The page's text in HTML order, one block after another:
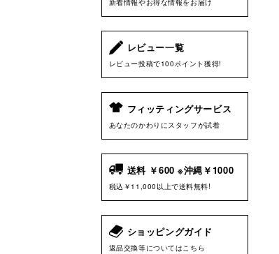
新着情報やお得な情報をお届け
レビュー一覧
レビュー投稿で100ポイント獲得!
フィッティングサービス
あなたのかわりにスタッフが試着
送料 ￥600 ※沖縄￥1000
税込￥11,000以上で送料無料!
ショッピングガイド
返品交換等についてはこちら